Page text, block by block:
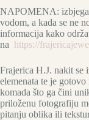
NAPOMENA:
vodom, a kada se ne
informacija kako
na https://
Frajerica H.J. nakit se
elemenata te je
komada što ga čini
priloženu fotografiju
pitanju oblika ili